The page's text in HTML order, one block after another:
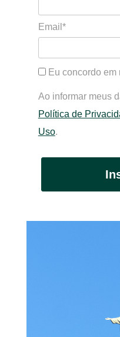
Email*
Eu concordo em
Ao informar meus
Política de
Uso.